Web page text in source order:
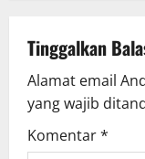
v
i
g
Tinggalkan
Alamat email
yang wajib
Komentar*